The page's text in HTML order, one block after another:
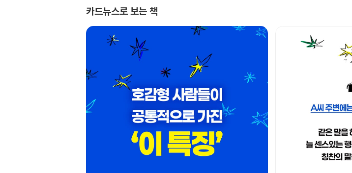
카드뉴스로 보는 책